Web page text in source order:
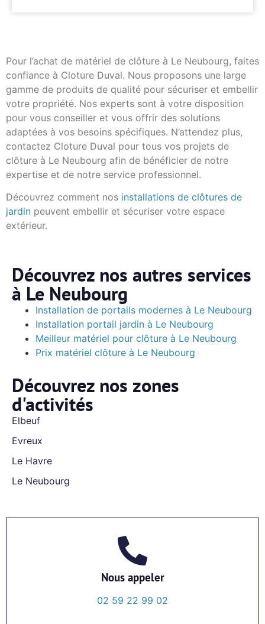
Pour l’achat de matériel de clôture à Le Neubourg, faites
confiance à Cloture Duval. Nous proposons une large
gamme de produits de qualité pour sécuriser et embellir
votre propriété. Nos experts sont à votre disposition
pour vous conseiller et vous offrir des solutions
adaptées à vos besoins spécifiques. N’attendez plus,
contactez Cloture Duval pour tous vos projets de
clôture à Le Neubourg afin de bénéficier de notre
expertise et de notre service professionnel.
Découvrez comment nos installations de clôtures de
jardin peuvent embellir et sécuriser votre espace
extérieur.
Découvrez nos autres services
à Le Neubourg
Installation de portails modernes à Le Neubourg
Installation portail jardin à Le Neubourg
Meilleur matériel pour clôture à Le Neubourg
Prix matériel clôture à Le Neubourg
Découvrez nos zones
d'activités
Elbeuf
Evreux
Le Havre
Le Neubourg
Nous appeler
02 59 22 99 02